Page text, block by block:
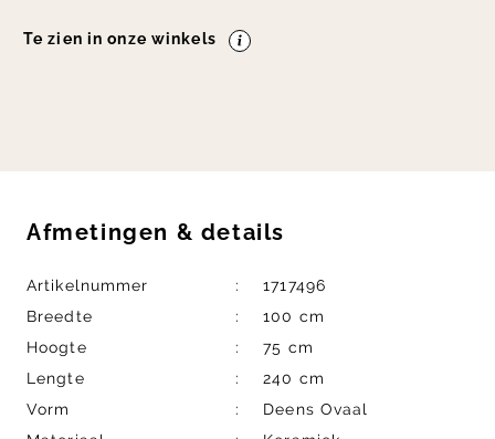
Te zien in onze winkels
Afmetingen & details
Artikelnummer
1717496
Breedte
100 cm
Hoogte
75 cm
Lengte
240 cm
Vorm
Deens Ovaal